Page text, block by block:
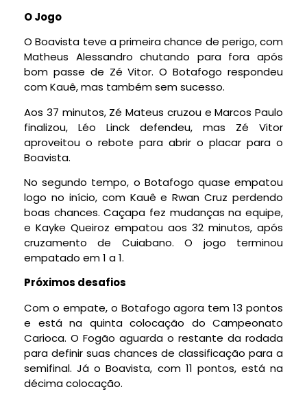
O Jogo
O Boavista teve a primeira chance de perigo, com
Matheus Alessandro chutando para fora após
bom passe de Zé Vitor. O Botafogo respondeu
com Kauê, mas também sem sucesso.
Aos 37 minutos, Zé Mateus cruzou e Marcos Paulo
finalizou, Léo Linck defendeu, mas Zé Vitor
aproveitou o rebote para abrir o placar para o
Boavista.
No segundo tempo, o Botafogo quase empatou
logo no início, com Kauê e Rwan Cruz perdendo
boas chances. Caçapa fez mudanças na equipe,
e Kayke Queiroz empatou aos 32 minutos, após
cruzamento de Cuiabano. O jogo terminou
empatado em 1 a 1.
Próximos desafios
Com o empate, o Botafogo agora tem 13 pontos
e está na quinta colocação do Campeonato
Carioca. O Fogão aguarda o restante da rodada
para definir suas chances de classificação para a
semifinal. Já o Boavista, com 11 pontos, está na
décima colocação.